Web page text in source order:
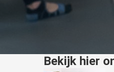
Bekijk hier